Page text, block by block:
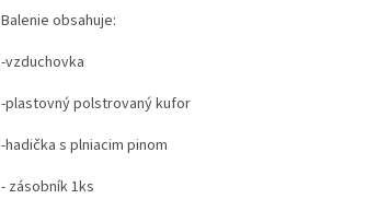
Balenie obsahuje:
-vzduchovka
-plastovný polstrovaný kufor
-hadička s plniacim pinom
- zásobník 1ks